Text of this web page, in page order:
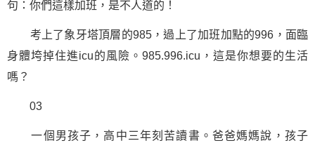
句：你們這樣加班，是不人道的！
考上了象牙塔頂層的985，過上了加班加點的996，面臨
身體垮掉住進icu的風險。985.996.icu，這是你想要的生活
嗎？
03
一個男孩子，高中三年刻苦讀書。爸爸媽媽說，孩子